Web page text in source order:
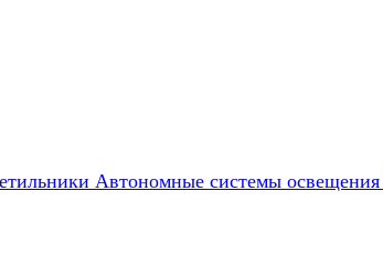
Автономные системы освещения